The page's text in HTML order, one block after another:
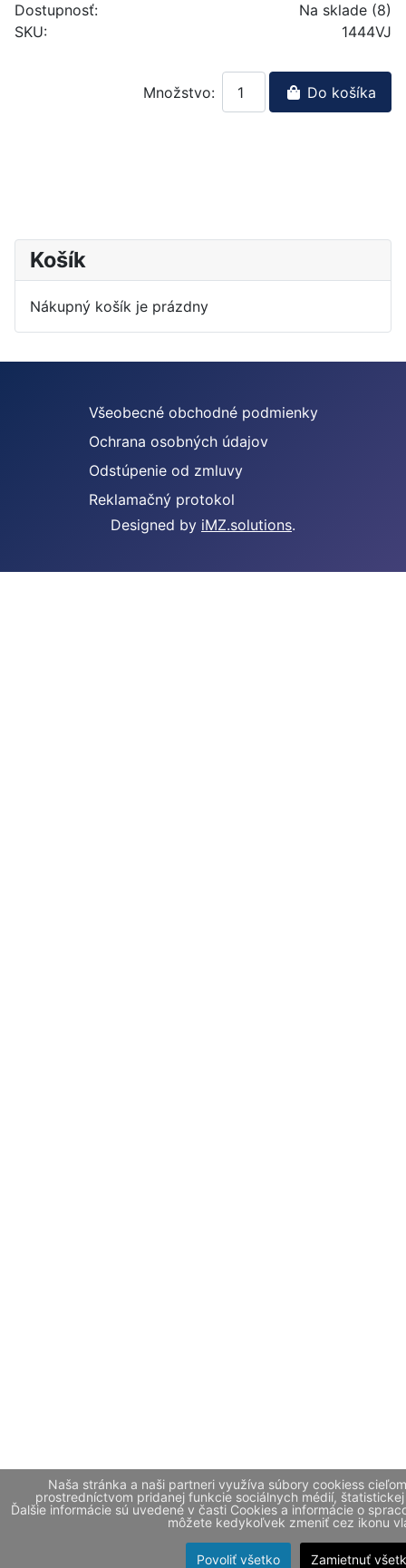
Dostupnosť:
Na sklade (8)
SKU:
1444VJ
Množstvo: Do košíka
Košík
Nákupný košík je prázdny
Všeobecné obchodné podmienky
Ochrana osobných údajov
Odstúpenie od zmluvy
Reklamačný protokol
Designed by iMZ.solutions.
Naša stránka a naši partneri využíva súbory cookiess
prostredníctvom pridanej funkcie sociálnych médií,
Ďalšie informácie sú uvedené v časti Cookies a informácie o
môžete kedykoľvek zmeniť cez ikonu
Povoliť všetko Zamietnuť